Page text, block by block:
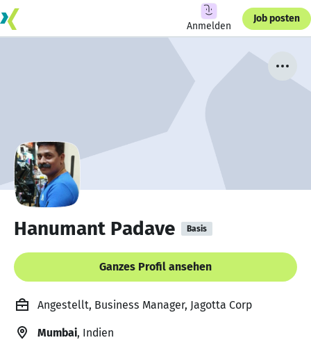
Anmelden
Job posten
Hanumant Padave Basis
Ganzes Profil ansehen
Angestellt, Business Manager, Jagotta Corp
Mumbai, Indien